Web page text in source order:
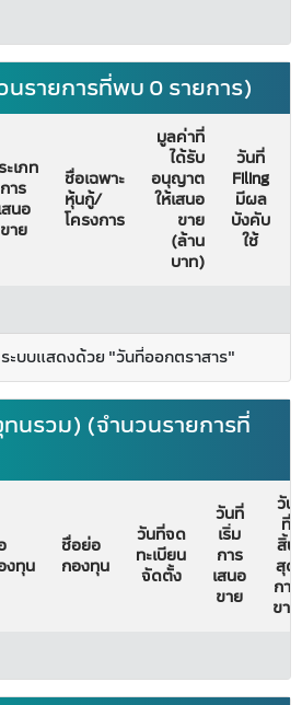
นรายการที่พบ 0 รายการ)
ะเภท
การ
สนอ
ขาย
ชื่อเฉพาะ
หุ้นกู้/
โครงการ
มูลค่าที่
ได้รับ
อนุญาต
ให้เสนอ
ขาย
(ล้าน
บาท)
วันที่
Filing
มีผล
บังคับ
ใช้
ะบบแสดงด้วย "วันที่ออกตราสาร"
นรวม) (จำนวนรายการที่
งทุน
ชื่อย่อ
กองทุน
วันที่จด
ทะเบียน
จัดตั้ง
วันที่
เริ่ม
การ
เสนอ
ขาย
วัน
ที่
สิ้น
สุด
การ
ขาย